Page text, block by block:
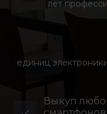
лет
единиц
Выкуп